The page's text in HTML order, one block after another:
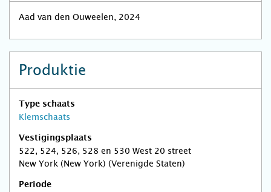
Aad van den Ouweelen, 2024
Produktie
Type schaats
Klemschaats
Vestigingsplaats
522, 524, 526, 528 en 530 West 20 street
New York (New York) (Verenigde Staten)
Periode